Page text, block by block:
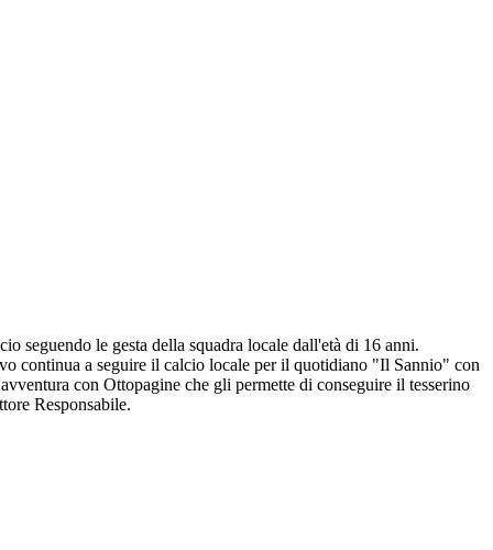
seguendo le gesta della squadra locale dall'età di 16 anni.
continua a seguire il calcio locale per il quotidiano "Il Sannio" con
con Ottopagine che gli permette di conseguire il tesserino
Responsabile.